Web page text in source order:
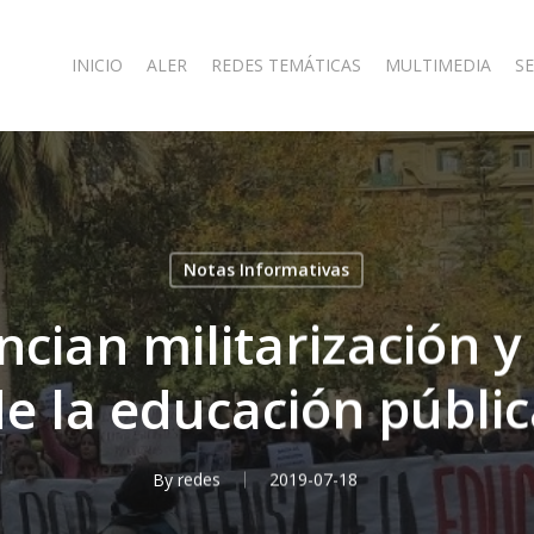
INICIO ALER REDES TEMÁTICAS MULTIMEDIA
Notas Informativas
militarización
la educación
By redes 2019-07-18